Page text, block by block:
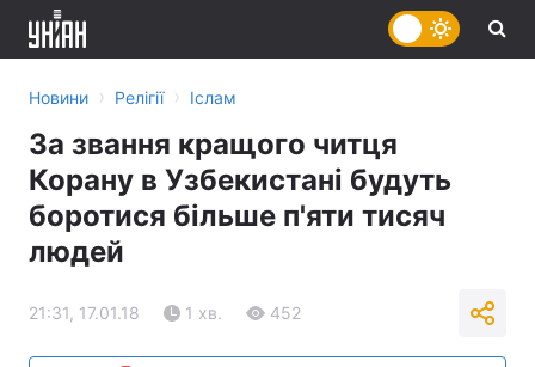
Новини › Релігії › Іслам
За звання кращого читця
Корану в Узбекистані будуть
боротися більше п'яти тисяч
людей
21:31, 17.01.18 1 хв. 452